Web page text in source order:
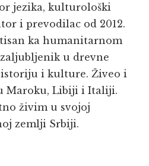
jezika, kulturološki
i prevodilac od 2012.
ka humanitarnom
u drevne
istoriju i kulture. Živeo i
Maroku, Libiji i Italiji.
živim u svojoj
zemlji Srbiji.